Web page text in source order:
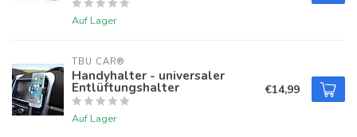
Auf Lager
TBU CAR®
Handyhalter - universaler
Entlüftungshalter
Auf Lager
€14,99